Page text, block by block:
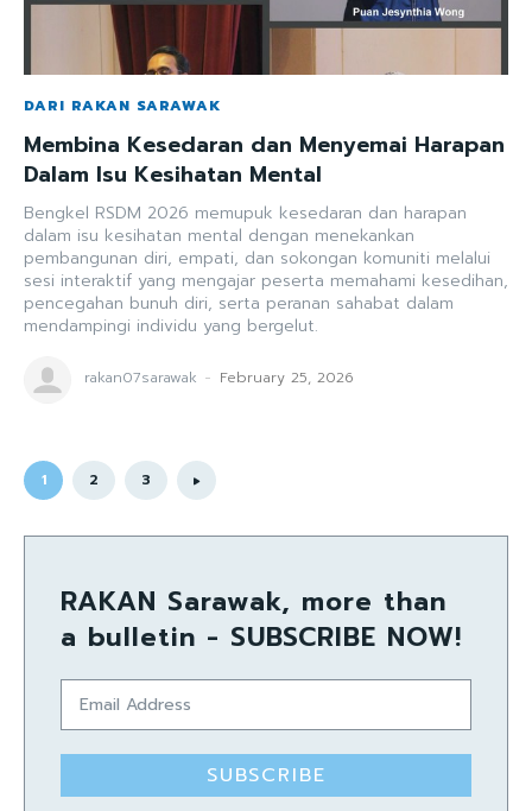
DARI RAKAN SARAWAK
Membina Kesedaran dan Menyemai Harapan
Dalam Isu Kesihatan Mental
Bengkel RSDM 2026 memupuk kesedaran dan harapan
dalam isu kesihatan mental dengan menekankan
pembangunan diri, empati, dan sokongan komuniti melalui
sesi interaktif yang mengajar peserta memahami kesedihan,
pencegahan bunuh diri, serta peranan sahabat dalam
mendampingi individu yang bergelut.
rakan07sarawak - February 25, 2026
1 2 3
RAKAN Sarawak, more than
a bulletin - SUBSCRIBE NOW!
SUBSCRIBE